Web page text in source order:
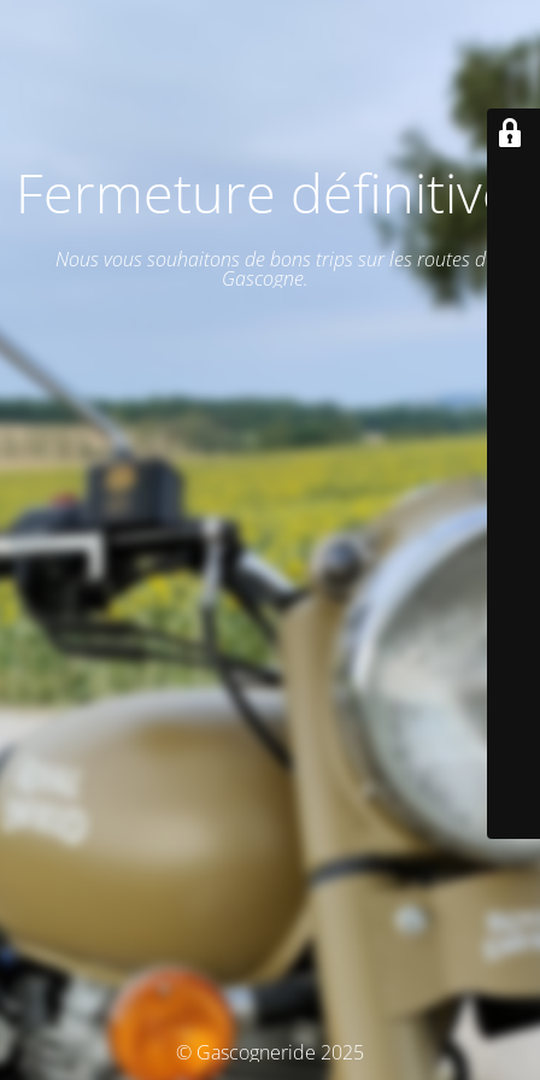
Fermeture définitive.
Nous vous souhaitons de bons trips sur les routes de
Gascogne.
© Gascogneride 2025